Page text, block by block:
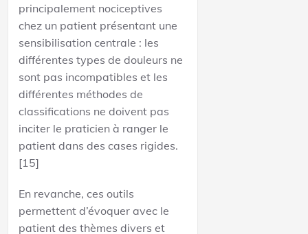
principalement nociceptives
chez un patient présentant une
sensibilisation centrale : les
différentes types de douleurs ne
sont pas incompatibles et les
différentes méthodes de
classifications ne doivent pas
inciter le praticien à ranger le
patient dans des cases rigides.
[15]
En revanche, ces outils
permettent d’évoquer avec le
patient des thèmes divers et